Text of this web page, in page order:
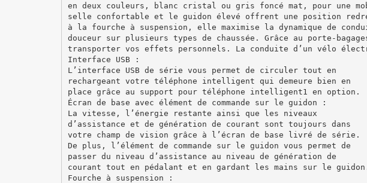
en deux couleurs, blanc cristal ou gris foncé mat, pour une
selle confortable et le guidon élevé offrent une position
à la fourche à suspension, elle maximise la dynamique de
douceur sur plusieurs types de chaussée. Grâce au porte-
transporter vos effets personnels. La conduite d’un vélo
Interface USB :
L’interface USB de série vous permet de circuler tout en
rechargeant votre téléphone intelligent qui demeure bien en
place grâce au support pour téléphone intelligent1 en option.
Écran de base avec élément de commande sur le guidon :
La vitesse, l’énergie restante ainsi que les niveaux
d’assistance et de génération de courant sont toujours dans
votre champ de vision grâce à l’écran de base livré de série.
De plus, l’élément de commande sur le guidon vous permet de
passer du niveau d’assistance au niveau de génération de
courant tout en pédalant et en gardant les mains sur le
Fourche à suspension :